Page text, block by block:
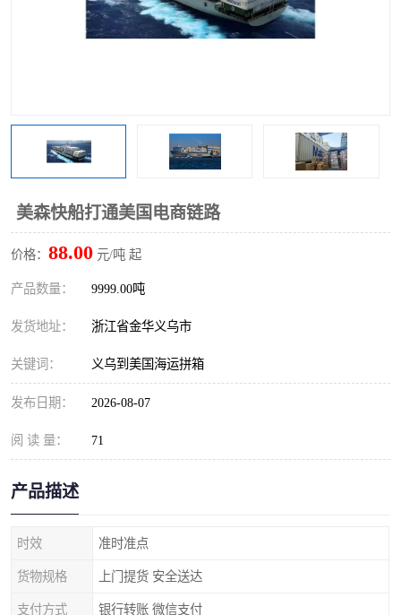
美森快船打通美国电商链路
价格： 88.00 元/吨 起
产品数量： 9999.00吨
发货地址： 浙江省金华义乌市
关键词： 义乌到美国海运拼箱
发布日期： 2026-08-07
阅 读 量： 71
产品描述
时效 准时准点
货物规格 上门提货 安全送达
支付方式 银行转账 微信支付